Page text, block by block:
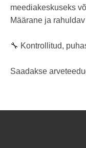
meediakeskuseks
Määrane ja
🔧 Kontrollitud,
Saadakse